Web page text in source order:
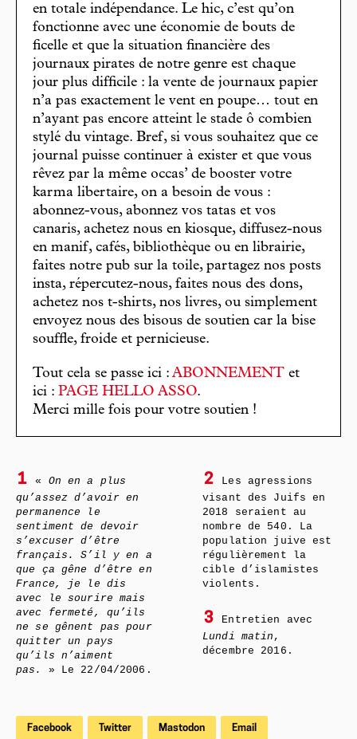
en totale indépendance. Le hic, c’est qu’on
fonctionne avec une économie de bouts de
ficelle et que la situation financière des
journaux pirates de notre genre est chaque
jour plus difficile : la vente de journaux papier
n’a pas exactement le vent en poupe… tout en
n’ayant pas encore atteint le stade ô combien
stylé du vintage. Bref, si vous souhaitez que ce
journal puisse continuer à exister et que vous
rêvez par la même occas’ de booster votre
karma libertaire, on a besoin de vous :
abonnez-vous, abonnez vos tatas et vos
canaris, achetez nous en kiosque, diffusez-nous
en manif, cafés, bibliothèque ou en librairie,
faites notre pub sur la toile, partagez nos posts
insta, répercutez-nous, faites nous des dons,
achetez nos t-shirts, nos livres, ou simplement
envoyez nous des bisous de soutien car la bise
souffle, froide et pernicieuse.
Tout cela se passe ici : ABONNEMENT et
ici : PAGE HELLO ASSO.
Merci mille fois pour votre soutien !
1 « On en a plus
qu’assez d’avoir en
permanence le
sentiment de devoir
s’excuser d’être
français. S’il y en a
que ça gêne d’être en
France, je le dis
avec le sourire mais
avec fermeté, qu’ils
ne se gênent pas pour
quitter un pays
qu’ils n’aiment
pas.
» Le 22/04/2006.
2
Les agressions
visant des Juifs en
2018 seraient au
nombre de 540. La
population juive est
régulièrement la
cible d’islamistes
violents.
3
Entretien avec
Lundi matin ,
décembre 2016.
Facebook Twitter Mastodon Email